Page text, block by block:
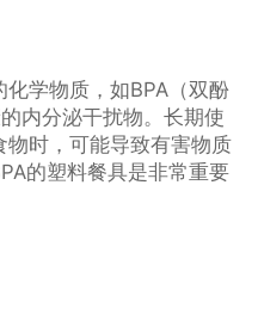
学物质，如BPA（双酚
内分泌干扰物。长期使
物时，可能导致有害物质
的塑料餐具是非常重要